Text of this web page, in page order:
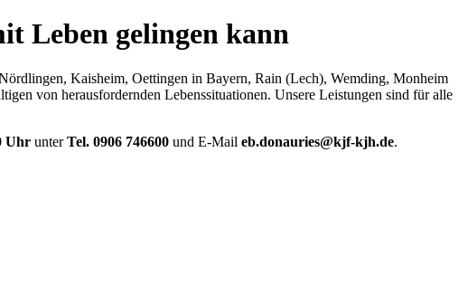
Leben gelingen kann
Kaisheim, Oettingen in Bayern, Rain (Lech), Wemding, Monheim
von herausfordernden Lebenssituationen. Unsere Leistungen sind für alle
Uhr unterTel. 0906 746600 und E-Mail eb.donauries@kjf-kjh.de.